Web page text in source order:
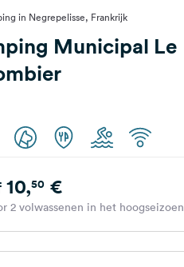
in Negrepelisse, Frankrijk
Municipal Le
10,50€
2 volwassenen in het hoogseizoen